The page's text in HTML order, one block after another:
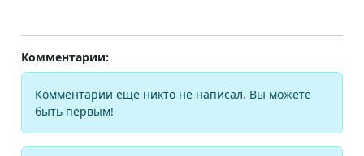
Комментарии:
Комментарии еще никто не написал. Вы можете
быть первым!